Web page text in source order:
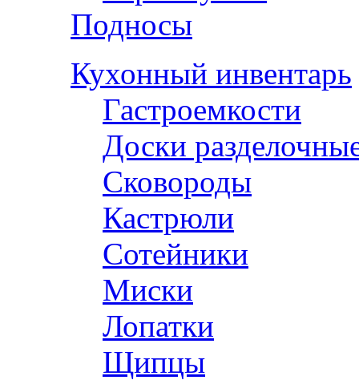
Подносы
Кухонный инвентарь
Гастроемкости
Доски
Сковороды
Кастрюли
Сотейники
Миски
Лопатки
Щипцы